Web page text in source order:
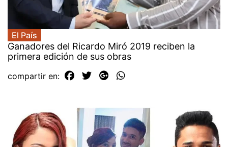
El País
Ganadores del Ricardo Miró 2019 reciben la
primera edición de sus obras
compartir en: